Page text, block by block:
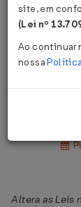
Página Inicial
Lei Nº
Altera as Leis
site, em
(Lei nº
Ao continuar
nossa